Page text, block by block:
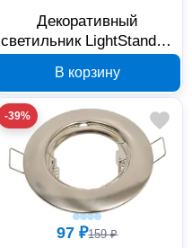
Декоративный
светильник LightStandart
белый/золото IT8499
В корзину
-39%
97 ₽159 ₽